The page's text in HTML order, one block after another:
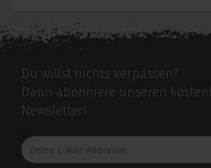
Du willst nichts verpassen?
Dann abonniere unseren
Newsletter!
Deine
E-